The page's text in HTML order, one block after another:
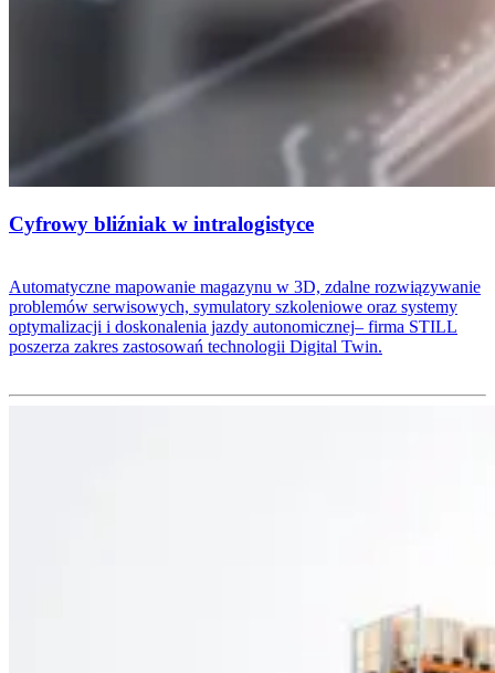
Cyfrowy bliźniak w intralogistyce
Automatyczne mapowanie magazynu w 3D, zdalne rozwiązywanie
problemów serwisowych, symulatory szkoleniowe oraz systemy
optymalizacji i doskonalenia jazdy autonomicznej– firma STILL
poszerza zakres zastosowań technologii Digital Twin.